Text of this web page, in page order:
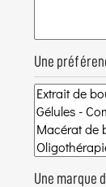
Une
Une marque